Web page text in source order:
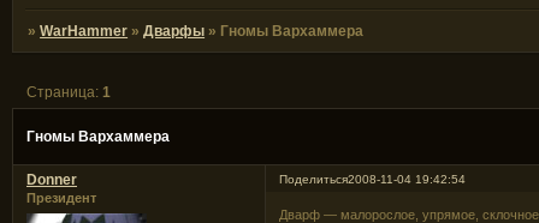
»WarHammer »Дварфы » Гномы Вархаммера
Гномы Вархаммера
Страница:1
Поделиться2008-11-04 19:42:54
Donner
Президент
Дварф — малорослое, упрямое,